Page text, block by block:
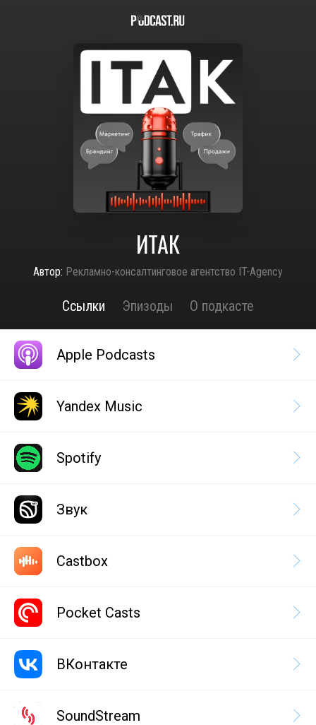
ИТАК
Автор: Рекламно-консалтинговое агентство IT-Agency
Ссылки Эпизоды О подкасте
Apple Podcasts
Yandex Music
Spotify
Звук
Castbox
Pocket Casts
ВКонтакте
SoundStream